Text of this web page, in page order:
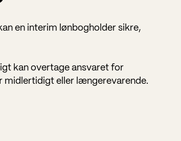
en interim lønbogholder sikre,
kan overtage ansvaret for
midlertidigt eller længerevarende.